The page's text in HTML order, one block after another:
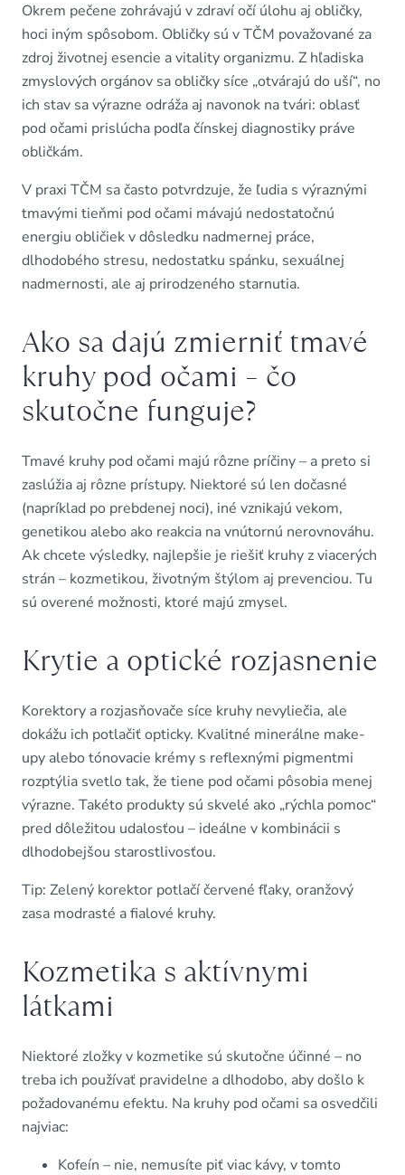
Okrem pečene zohrávajú v zdraví očí úlohu aj obličky,
hoci iným spôsobom. Obličky sú v TČM považované za
zdroj životnej esencie a vitality organizmu. Z hľadiska
zmyslových orgánov sa obličky síce „otvárajú do uší“, no
ich stav sa výrazne odráža aj navonok na tvári: oblasť
pod očami prislúcha podľa čínskej diagnostiky práve
obličkám.
V praxi TČM sa často potvrdzuje, že ľudia s výraznými
tmavými tieňmi pod očami mávajú nedostatočnú
energiu obličiek v dôsledku nadmernej práce,
dlhodobého stresu, nedostatku spánku, sexuálnej
nadmernosti, ale aj prirodzeného starnutia.
Ako sa dajú zmierniť tmavé
kruhy pod očami – čo
skutočne funguje?
Tmavé kruhy pod očami majú rôzne príčiny – a preto si
zaslúžia aj rôzne prístupy. Niektoré sú len dočasné
(napríklad po prebdenej noci), iné vznikajú vekom,
genetikou alebo ako reakcia na vnútornú nerovnováhu.
Ak chcete výsledky, najlepšie je riešiť kruhy z viacerých
strán – kozmetikou, životným štýlom aj prevenciou. Tu
sú overené možnosti, ktoré majú zmysel.
Krytie a optické rozjasnenie
Korektory a rozjasňovače síce kruhy nevyliečia, ale
dokážu ich potlačiť opticky. Kvalitné minerálne make-
upy alebo tónovacie krémy s reflexnými pigmentmi
rozptýlia svetlo tak, že tiene pod očami pôsobia menej
výrazne. Takéto produkty sú skvelé ako „rýchla pomoc“
pred dôležitou udalosťou – ideálne v kombinácii s
dlhodobejšou starostlivosťou.
Tip: Zelený korektor potlačí červené fľaky, oranžový
zasa modrasté a fialové kruhy.
Kozmetika s aktívnymi
látkami
Niektoré zložky v kozmetike sú skutočne účinné – no
treba ich používať pravidelne a dlhodobo, aby došlo k
požadovanému efektu. Na kruhy pod očami sa osvedčili
najviac:
Kofeín – nie, nemusíte piť viac kávy, v tomto